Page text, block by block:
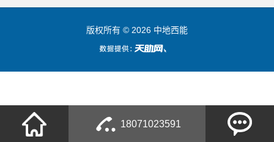
18071023591
版权所有 © 2026 中地西能